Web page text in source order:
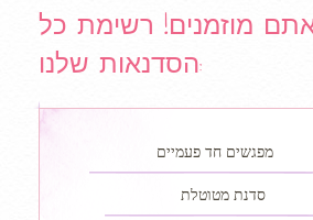
מוזמנים! רשימת כל
הסדנאות שלנו:
מפגשים חד פעמיים
סדנת מטוטלת